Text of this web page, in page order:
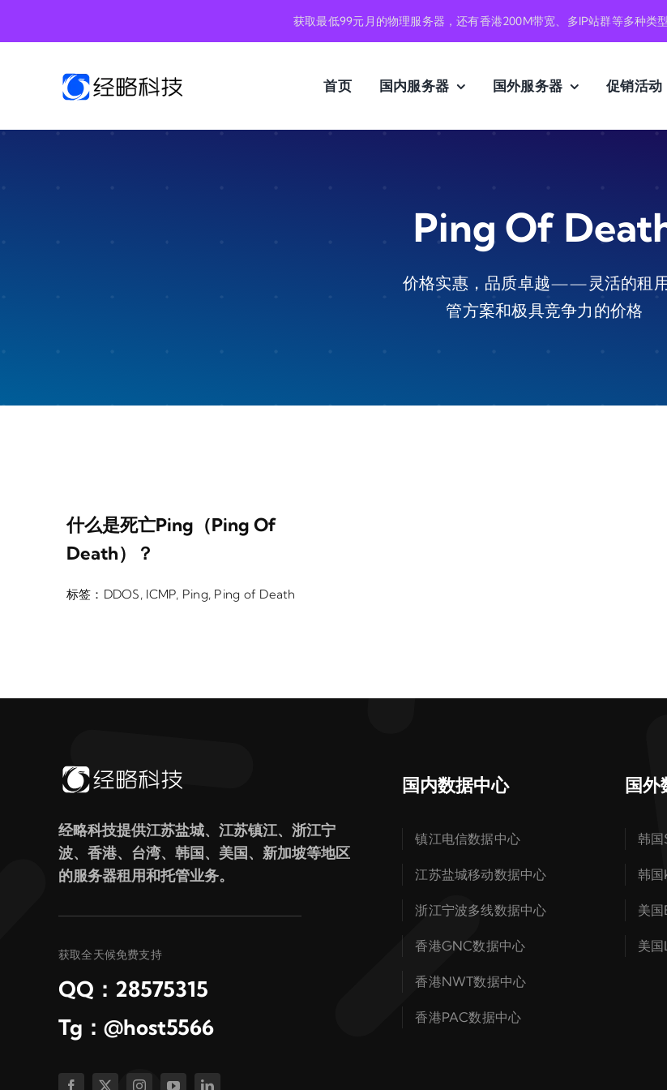
获取最低99元月的物理服务器，还有香港200M带宽、多IP站群等多种类型
首页 国内服务器 国外服务器 促销活动
Ping Of
价格实惠，品质卓越——灵活的租
管方案和极具竞争力的价格
什么是死亡Ping（Ping Of
Death）？
标签： DDOS, ICMP, Ping, Ping of Death
经略科技提供江苏盐城、江苏镇江、浙江宁
波、香港、台湾、韩国、美国、新加坡等地区
的服务器租用和托管业务。
获取全天候免费支持
QQ：28575315
Tg：@host5566
国内数据中心
镇江电信数据中心
江苏盐城移动数据中心
浙江宁波多线数据中心
香港GNC数据中心
香港NWT数据中心
香港PAC数据中心
国
韩国
韩国
美
美